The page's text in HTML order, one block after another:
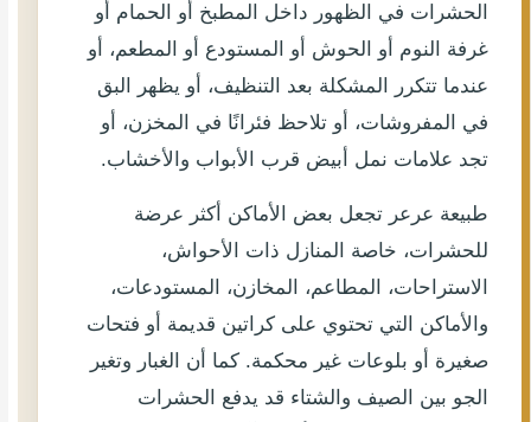
الحشرات في الظهور داخل المطبخ أو الحمام أو
غرفة النوم أو الحوش أو المستودع أو المطعم، أو
عندما تتكرر المشكلة بعد التنظيف، أو يظهر البق
في المفروشات، أو تلاحظ فئرانًا في المخزن، أو
تجد علامات نمل أبيض قرب الأبواب والأخشاب.
طبيعة عرعر تجعل بعض الأماكن أكثر عرضة
للحشرات، خاصة المنازل ذات الأحواش،
الاستراحات، المطاعم، المخازن، المستودعات،
والأماكن التي تحتوي على كراتين قديمة أو فتحات
صغيرة أو بلوعات غير محكمة. كما أن الغبار وتغير
الجو بين الصيف والشتاء قد يدفع الحشرات